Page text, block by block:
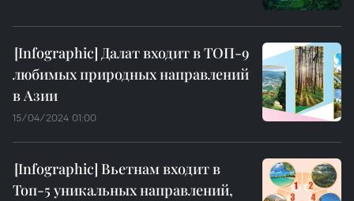
Далат входит в ТОП-9
любимых природных направлений
в Азии
15/04/2024 01:00
Вьетнам входит в
Топ-5 уникальных направлений,